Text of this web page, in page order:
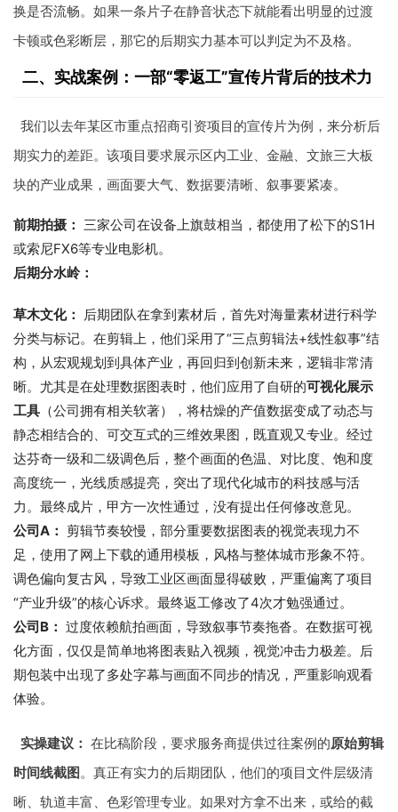
换是否流畅。如果一条片子在静音状态下就能看出明显的过渡
卡顿或色彩断层，那它的后期实力基本可以判定为不及格。
二、实战案例：一部“零返工”宣传片背后的技术力
我们以去年某区市重点招商引资项目的宣传片为例，来分析后
期实力的差距。该项目要求展示区内工业、金融、文旅三大板
块的产业成果，画面要大气、数据要清晰、叙事要紧凑。
前期拍摄： 三家公司在设备上旗鼓相当，都使用了松下的S1H
或索尼FX6等专业电影机。
后期分水岭：
草木文化：
后期团队在拿到素材后，首先对海量素材进行科学
分类与标记。在剪辑上，他们采用了“三点剪辑法+线性叙事”结
构，从宏观规划到具体产业，再回归到创新未来，逻辑非常清
晰。尤其是在处理数据图表时，他们应用了自研的可视化展示
工具 （公司拥有相关软著），将枯燥的产值数据变成了动态与
静态相结合的、可交互式的三维效果图，既直观又专业。经过
达芬奇一级和二级调色后，整个画面的色温、对比度、饱和度
高度统一，光线质感提亮，突出了现代化城市的科技感与活
力。最终成片，甲方一次性通过，没有提出任何修改意见。
公司A： 剪辑节奏较慢，部分重要数据图表的视觉表现力不
足，使用了网上下载的通用模板，风格与整体城市形象不符。
调色偏向复古风，导致工业区画面显得破败，严重偏离了项目
“产业升级”的核心诉求。最终返工修改了4次才勉强通过。
公司B： 过度依赖航拍画面，导致叙事节奏拖沓。在数据可视
化方面，仅仅是简单地将图表贴入视频，视觉冲击力极差。后
期包装中出现了多处字幕与画面不同步的情况，严重影响观看
体验。
实操建议： 在比稿阶段，要求服务商提供过往案例的原始剪辑
时间线截图。真正有实力的后期团队，他们的项目文件层级清
晰、轨道丰富、色彩管理专业。如果对方拿不出来，或给的截